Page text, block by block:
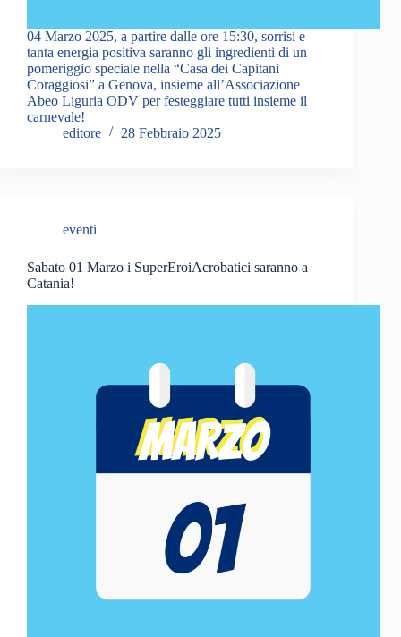
04 Marzo 2025, a partire dalle ore 15:30, sorrisi e
tanta energia positiva saranno gli ingredienti di un
pomeriggio speciale nella “Casa dei Capitani
Coraggiosi” a Genova, insieme all’Associazione
Abeo Liguria ODV per festeggiare tutti insieme il
carnevale!
editore
28 Febbraio 2025
eventi
Sabato 01 Marzo i SuperEroiAcrobatici saranno a
Catania!